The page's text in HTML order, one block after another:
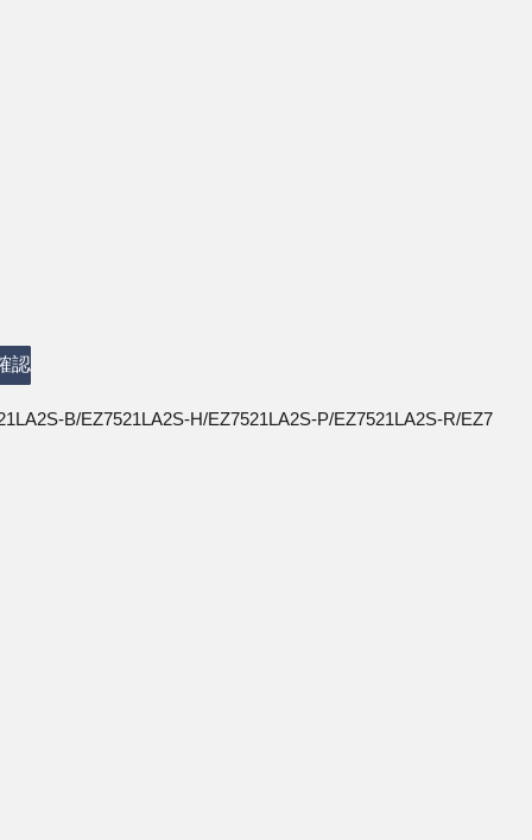
認
B/EZ7521LA2S-H/EZ7521LA2S-P/EZ7521LA2S-R/EZ7